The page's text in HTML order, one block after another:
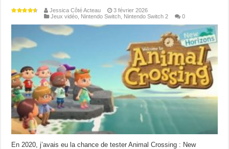
Jessica Côté Acteau
3 février 2026
Jeux vidéo Nintendo Switch Nintendo Switch 2 0
En 2020, j’avais eu la chance de tester Animal Crossing : New